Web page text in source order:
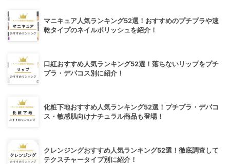
マニキュア人気ランキング52選！おすすめのプチプラや速
乾タイプのネイルポリッシュを紹介！
口紅おすすめ人気ランキング52選！落ちないリップをプチ
プラ・デパコス別に紹介！
化粧下地おすすめ人気ランキング52選！プチプラ・デパコ
ス・敏感肌向けナチュラル商品も登場！
クレンジングおすすめ人気ランキング52選！徹底調査して
テクスチャータイプ別に紹介！